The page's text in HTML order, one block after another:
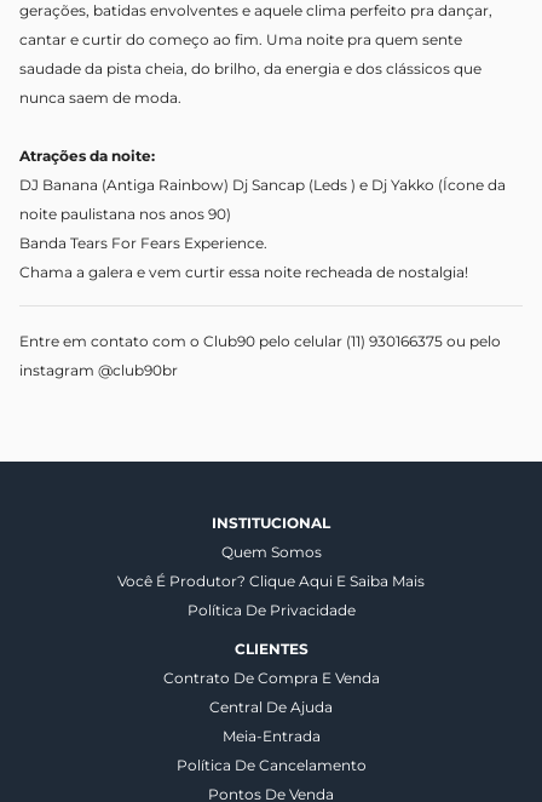
gerações, batidas envolventes e aquele clima perfeito pra dançar,
cantar e curtir do começo ao fim. Uma noite pra quem sente
saudade da pista cheia, do brilho, da energia e dos clássicos que
nunca saem de moda.
Atrações da noite:
DJ Banana (Antiga Rainbow) Dj Sancap (Leds ) e Dj Yakko (Ícone da
noite paulistana nos anos 90)
Banda Tears For Fears Experience.
Chama a galera e vem curtir essa noite recheada de nostalgia!
Entre em contato com o Club90 pelo celular (11) 930166375 ou pelo
instagram @club90br
INSTITUCIONAL
Quem Somos
Você É Produtor? Clique Aqui E Saiba Mais
Política De Privacidade
CLIENTES
Contrato De Compra E Venda
Central De Ajuda
Meia-Entrada
Política De Cancelamento
Pontos De Venda